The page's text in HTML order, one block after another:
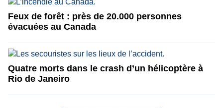
Feux de forêt : près de 20.000 personnes
évacuées au Canada
Quatre morts dans le crash d’un hélicoptère à
Rio de Janeiro